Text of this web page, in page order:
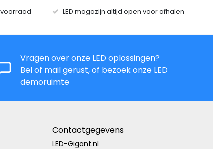
voorraad LED magazijn altijd open voor afhalen
Vragen over onze LED oplossingen?
Bel of mail gerust, of bezoek onze LED
demoruimte
Contactgegevens
LED-Gigant.nl